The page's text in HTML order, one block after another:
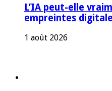
L’IA peut-elle
empreintes
1 août 2026